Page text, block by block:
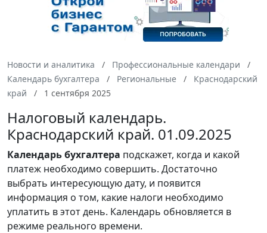
Новости и аналитика
Профессиональные календари
Календарь бухгалтера
Региональные
Краснодарский
край
1 сентября 2025
Налоговый календарь.
Краснодарский край. 01.09.2025
Календарьбухгалтера подскажет, когда и какой
платеж необходимо совершить. Достаточно
выбрать интересующую дату, и появится
информация о том, какие налоги необходимо
уплатить в этот день. Календарь обновляется в
режиме реального времени.